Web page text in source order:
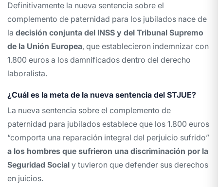
Definitivamente la nueva sentencia sobre el
complemento de paternidad para los jubilados nace de
la decisión conjunta del INSS y del Tribunal Supremo
de la Unión Europea, que establecieron indemnizar con
1.800 euros a los damnificados dentro del derecho
laboralista.
¿Cuál es la meta de la nueva sentencia del STJUE?
La nueva sentencia sobre el complemento de
paternidad para jubilados establece que los 1.800 euros
“comporta una reparación integral del perjuicio sufrido”
a los hombres que sufrieron una discriminación por la
Seguridad Social y tuvieron que defender sus derechos
en juicios.